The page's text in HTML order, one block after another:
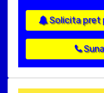
Solicita pret